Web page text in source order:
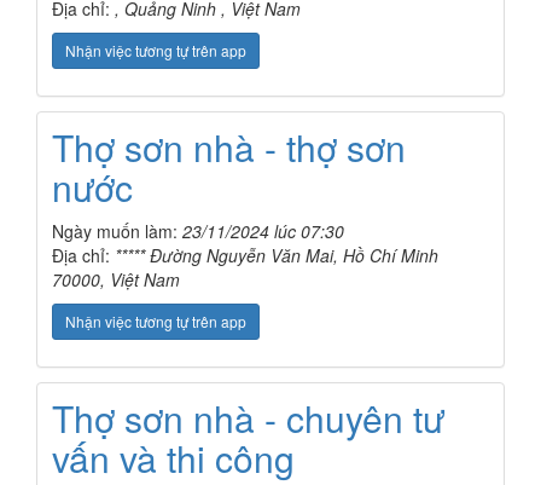
Địa chỉ: , Quảng Ninh , Việt Nam
Nhận việc tương tự trên app
Thợ sơn nhà - thợ sơn
nước
Ngày muốn làm: 23/11/2024 lúc 07:30
Địa chỉ: ***** Đường Nguyễn Văn Mai, Hồ Chí Minh
70000, Việt Nam
Nhận việc tương tự trên app
Thợ sơn nhà - chuyên tư
vấn và thi công